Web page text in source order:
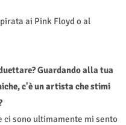
ai Pink Floyd o al
Guardando alla tua
c'è un artista che stimi
sono ultimamente mi sento